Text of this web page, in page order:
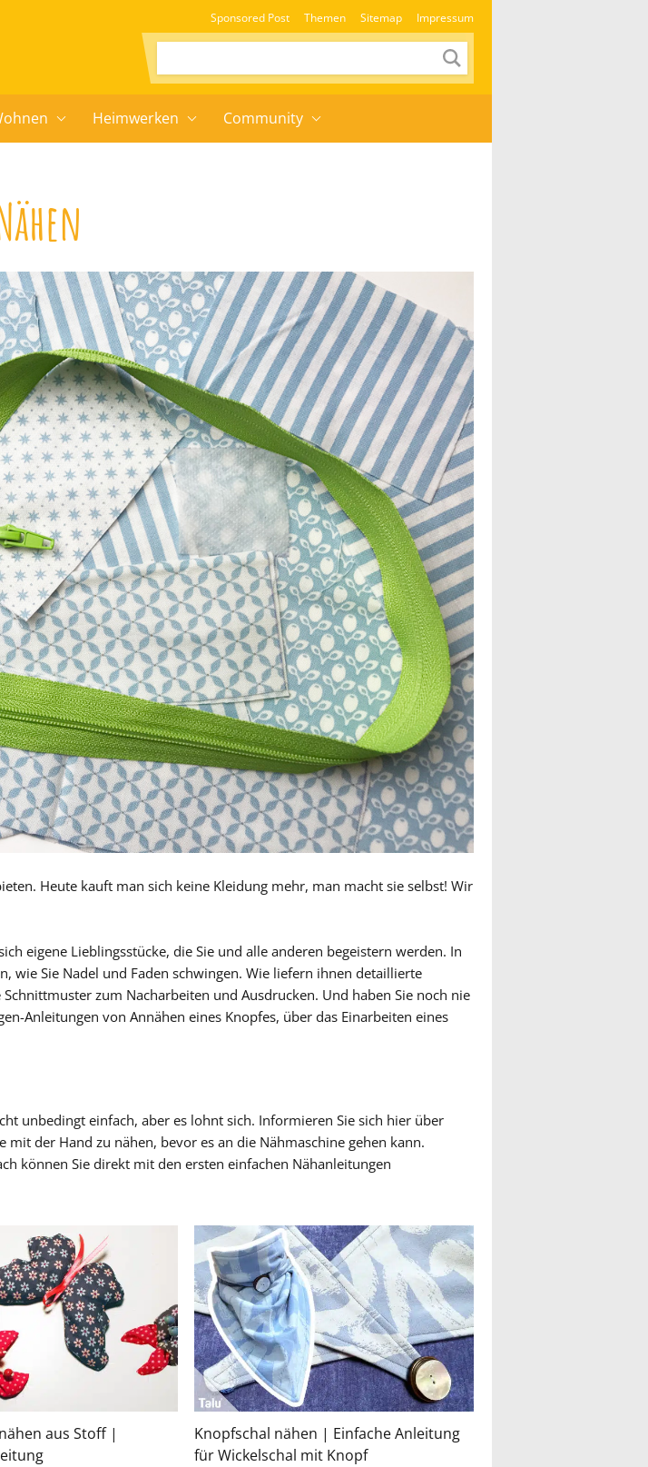
Sponsored Post Themen Sitemap Impressum
Heimwerken Community
Heute kauft man sich keine Kleidung mehr, man macht sie selbst! Wir
eigene Lieblingsstücke, die Sie und alle anderen begeistern werden. In
wie Sie Nadel und Faden schwingen. Wie liefern ihnen detaillierte
zum Nacharbeiten und Ausdrucken. Und haben Sie noch nie
Anleitungen von Annähen eines Knopfes, über das Einarbeiten eines
unbedingt einfach, aber es lohnt sich. Informieren Sie sich hier über
der Hand zu nähen, bevor es an die Nähmaschine gehen kann.
können Sie direkt mit den ersten einfachen Nähanleitungen
aus Stoff |
Knopfschal nähen | Einfache Anleitung
für Wickelschal mit Knopf